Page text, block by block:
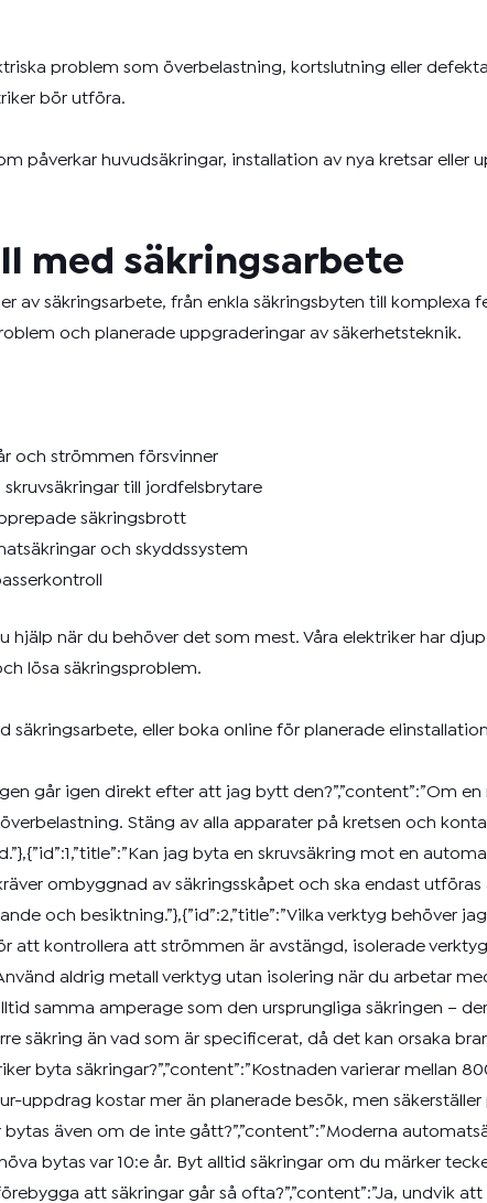
problem som överbelastning, kortslutning eller
bör utföra.
påverkar huvudsäkringar, installation av nya kretsar eller
med säkringsarbete
av säkringsarbete, från enkla säkringsbyten till komplexa
och planerade uppgraderingar av säkerhetsteknik.
och strömmen försvinner
skruvsäkringar till jordfelsbrytare
säkringsbrott
och skyddssystem
när du behöver det som mest. Våra elektriker har
lösa säkringsproblem.
säkringsarbete, eller boka online för planerade
går igen direkt efter att jag bytt den?”,”content”:”Om
Stäng av alla apparater på kretsen och
jag byta en skruvsäkring mot en
ombyggnad av säkringsskåpet och ska endast
och besiktning.”},{”id”:2,”title”:”Vilka verktyg behöver
att kontrollera att strömmen är avstängd, isolerade
aldrig metall verktyg utan isolering när du arbetar med
samma amperage som den ursprungliga säkringen –
säkring än vad som är specificerat, då det kan orsaka
byta säkringar?”,”content”:”Kostnaden varierar mellan
uppdrag kostar mer än planerade besök, men
bytas även om de inte gått?”,”content”:”Moderna
bytas var 10:e år. Byt alltid säkringar om du märker
att säkringar går så ofta?”,”content”:”Ja, undvik